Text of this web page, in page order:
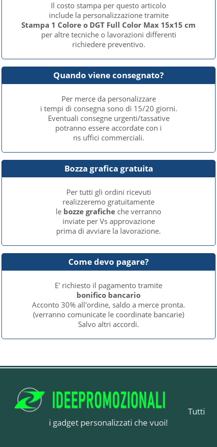
Il costo stampa per questo articolo
include la personalizzazione tramite
Stampa 1 Colore o DGT Full Color Max 15x15 cm
per altre tecniche o lavorazioni differenti
richiedere preventivo.
Quando viene consegnato?
Per merce da personalizzare
i tempi di consegna sono di 15/20 giorni.
Eventuali consegne urgenti/tassative
potranno essere accordate con i
ns uffici commerciali.
Bozza grafica gratuita
Per tutti gli ordini ricevuti
realizzeremo gratuitamente
le bozze grafiche che verranno
inviate per Vs approvazione
prima di avviare la lavorazione.
Come devo pagare?
E' richiesto il pagamento tramite
bonifico bancario
Acconto 30% all'ordine, saldo a merce pronta.
(verranno comunicate le coordinate bancarie)
Salvo altri accordi.
Tutti
i gadget personalizzati che vuoi!